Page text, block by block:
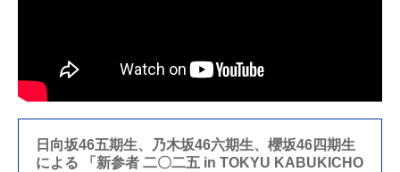
日向坂46五期生、乃木坂46六期生、櫻坂46四期生
による 「新参者 二〇二五 in TOKYU KABUKICHO